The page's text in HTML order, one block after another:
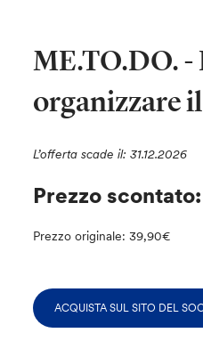
ME.TO.DO.
organizzare
L’offerta scade il: 31.12.2026
Prezzo
Prezzo originale: 39,90€
ACQUISTA SUL SITO DEL